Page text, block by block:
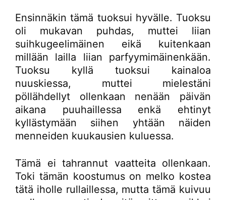
Ensinnäkin tämä tuoksui hyvälle. Tuoksu
oli mukavan puhdas, muttei liian
suihkugeelimäinen eikä kuitenkaan
millään lailla liian parfyymimäinenkään.
Tuoksu kyllä tuoksui kainaloa
nuuskiessa, muttei mielestäni
pöllähdellyt ollenkaan nenään päivän
aikana puuhaillessa enkä ehtinyt
kyllästymään siihen yhtään näiden
menneiden kuukausien kuluessa.
Tämä ei tahrannut vaatteita ollenkaan.
Toki tämän koostumus on melko kostea
tätä iholle rullaillessa, mutta tämä kuivuu